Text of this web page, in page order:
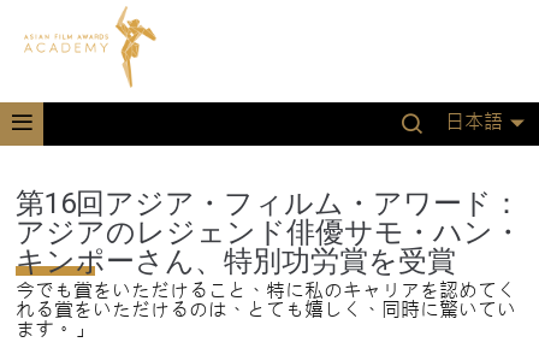
日本語
第16回アジア・フィルム・アワード：
アジアのレジェンド俳優サモ・ハン・
キンポーさん、特別功労賞を受賞
今でも賞をいただけること、特に私のキャリアを認めてく
れる賞をいただけるのは、とても嬉しく、同時に驚いてい
ます。」